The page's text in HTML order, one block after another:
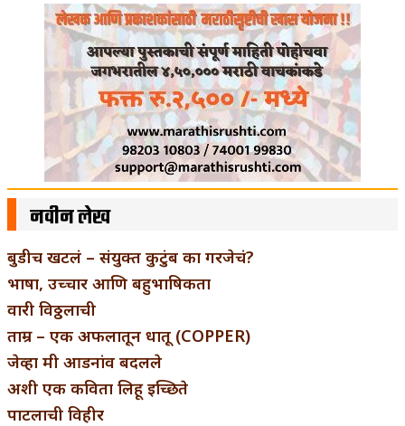
नवीन लेख
बुडीच खटलं – संयुक्त कुटुंब का गरजेचं?
भाषा, उच्चार आणि बहुभाषिकता
वारी विठ्ठलाची
ताम्र – एक अफलातून धातू (COPPER)
जेव्हा मी आडनांव बदलले
अशी एक कविता लिहू इच्छिते
पाटलाची विहीर